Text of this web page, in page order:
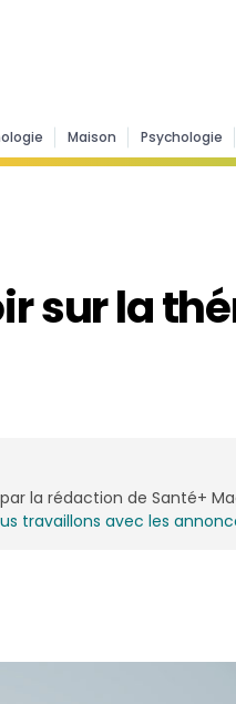
Maison Psychologie
sur la
la rédaction de Santé+
travaillons avec les